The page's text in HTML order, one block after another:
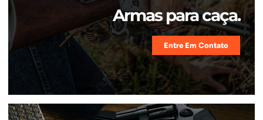
Armas para caça.
Entre Em Contato